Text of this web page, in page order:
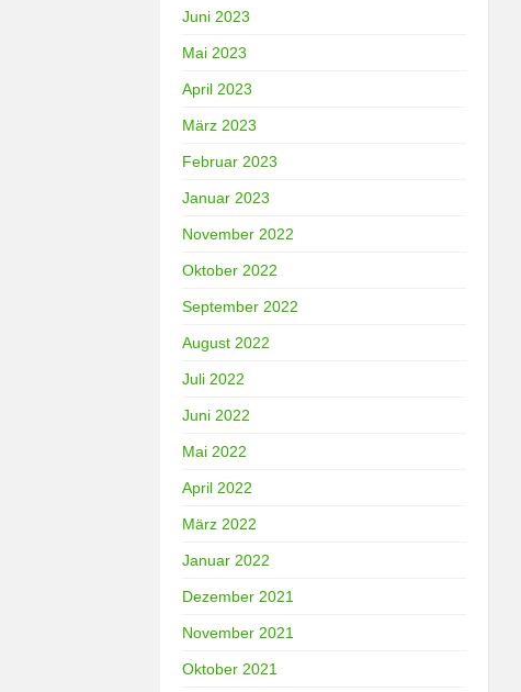
Juni 2023
Mai 2023
April 2023
März 2023
Februar 2023
Januar 2023
November 2022
Oktober 2022
September 2022
August 2022
Juli 2022
Juni 2022
Mai 2022
April 2022
März 2022
Januar 2022
Dezember 2021
November 2021
Oktober 2021